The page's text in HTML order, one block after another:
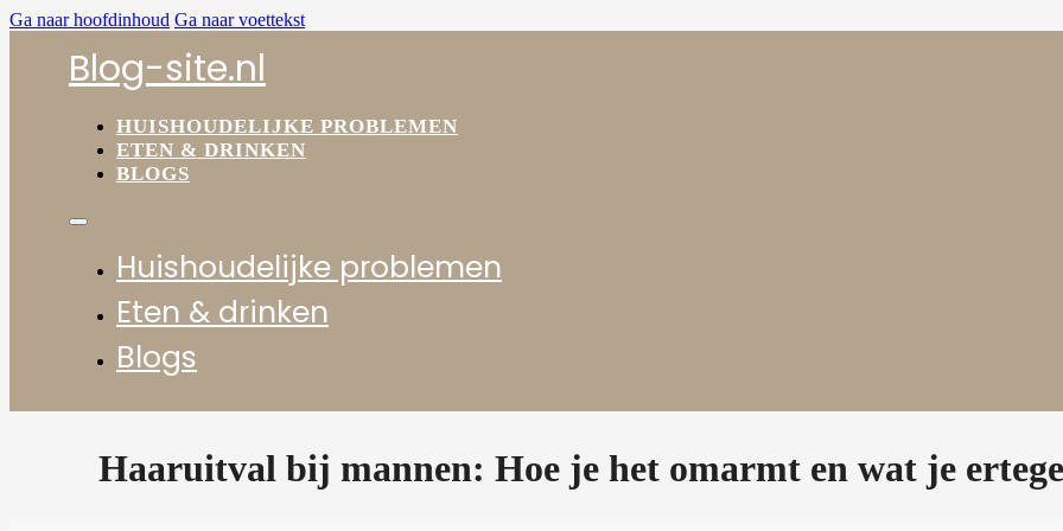
Ga naar hoofdinhoud Ga naar voettekst
Blog-site.nl
HUISHOUDELIJKE PROBLEMEN
ETEN & DRINKEN
BLOGS
Huishoudelijke problemen
Eten & drinken
Blogs
Haaruitval bij mannen: Hoe je het omarmt en wat je